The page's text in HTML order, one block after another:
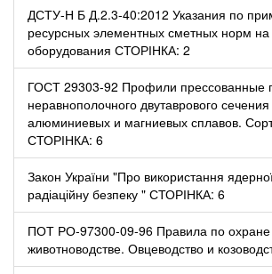
ДСТУ-Н Б Д.2.3-40:2012 Указания по
ресурсных элементных сметных норм
оборудования СТОРІНКА: 2
ГОСТ 29303-92 Профили прессованные
неравнополочного двутаврового сечения
алюминиевых и магниевых сплавов.
СТОРІНКА: 6
Закон України "Про використання ядерної
радіаційну безпеку " СТОРІНКА: 6
ПОТ РО-97300-09-96 Правила по охране
животноводстве. Овцеводство и